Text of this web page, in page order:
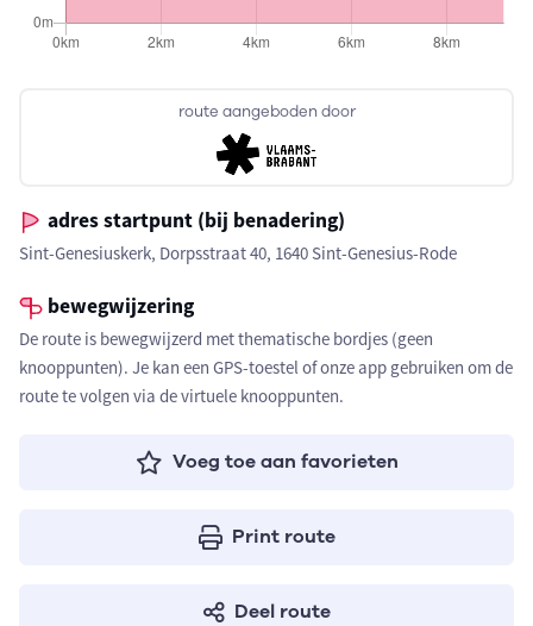
route aangeboden door
adres startpunt (bij benadering)
Sint-Genesiuskerk, Dorpsstraat 40, 1640 Sint-Genesius-Rode
bewegwijzering
De route is bewegwijzerd met thematische bordjes (geen
knooppunten). Je kan een GPS-toestel of onze app gebruiken om de
route te volgen via de virtuele knooppunten.
Voeg toe aan favorieten
Print route
Deel route